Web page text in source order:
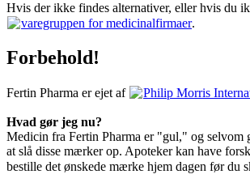
Hvis der ikke findes alternativer, eller hvis du
varegruppen for medicinalfirmaer.
Forbehold!
Fertin Pharma er ejet af Philip Morris
Hvad gør jeg nu?
Medicin fra Fertin Pharma er "gul," og selvom
at slå disse mærker op. Apoteker kan have
bestille det ønskede mærke hjem dagen før du